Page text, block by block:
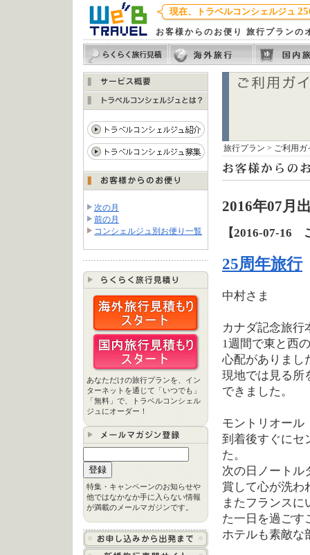
現在、トラベルコンシェルジュ
お客様からのお便り 旅行プランの
次の月
前の月
コンシェルジュ別お便り一覧
あなただけの旅行プランを、イン
ターネットを通じて「いつでも」
「無料」で、トラベルコンシェル
ジュにオーダー！
特集・キャンペーンのお知らせや
他ではなかなか手に入らない情報
が満載のメールマガジンです。
旅行プラン > ご利用ガ
2016年07月
【2016-07-16
25周年旅行
中村さま
カナダ記念旅行
1週間で東と西
心配がありまし
現地では見る所
できました。
モントリオール
到着後すぐにセ
た。
次の日ノートル
賞して心が洗わ
またフランス
た一日を過ごす
ホテルも素敵な